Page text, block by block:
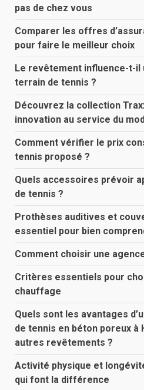
pas de chez vous
Comparer les offres
pour faire le meilleur choix
Le revêtement influence-t-il
terrain de tennis ?
Découvrez la collection
innovation au service du
Comment vérifier le prix
tennis proposé ?
Quels accessoires prévoir
de tennis ?
Prothèses auditives et
essentiel pour bien
Comment choisir une
Critères essentiels pour
chauffage
Quels sont les avantages
de tennis en béton poreux à
autres revêtements ?
Activité physique et
qui font la différence